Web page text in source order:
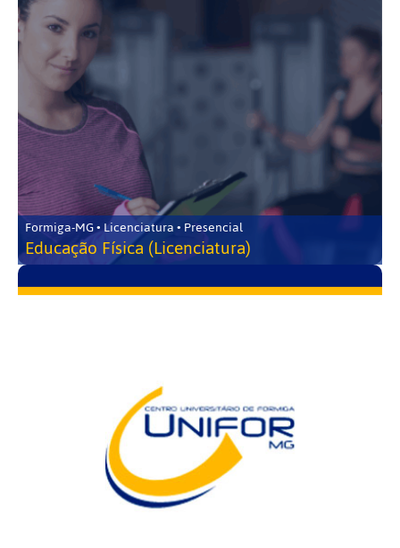
Formiga-MG • Licenciatura • Presencial
Educação Física (Licenciatura)